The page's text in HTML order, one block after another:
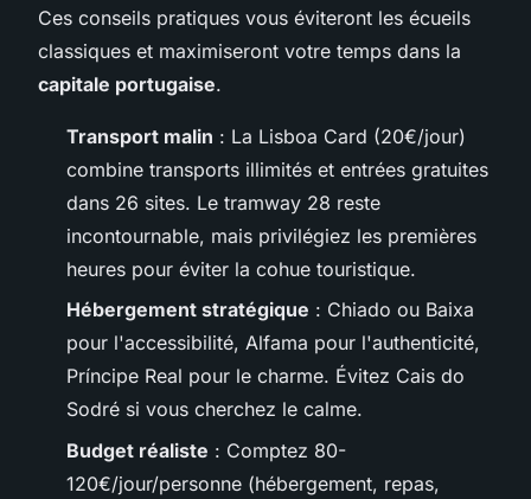
Ces conseils pratiques vous éviteront les écueils
classiques et maximiseront votre temps dans la
capitale portugaise.
Transport malin : La Lisboa Card (20€/jour)
combine transports illimités et entrées gratuites
dans 26 sites. Le tramway 28 reste
incontournable, mais privilégiez les premières
heures pour éviter la cohue touristique.
Hébergement stratégique : Chiado ou Baixa
pour l'accessibilité, Alfama pour l'authenticité,
Príncipe Real pour le charme. Évitez Cais do
Sodré si vous cherchez le calme.
Budget réaliste : Comptez 80-
120€/jour/personne (hébergement, repas,